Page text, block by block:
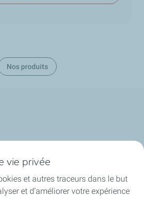
Nos produits
vie privée
et autres traceurs dans le but
et d’améliorer votre expérience